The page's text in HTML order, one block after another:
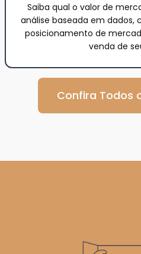
Saiba qual o valor de
análise baseada em dados,
posicionamento de
venda de
Confira Todos